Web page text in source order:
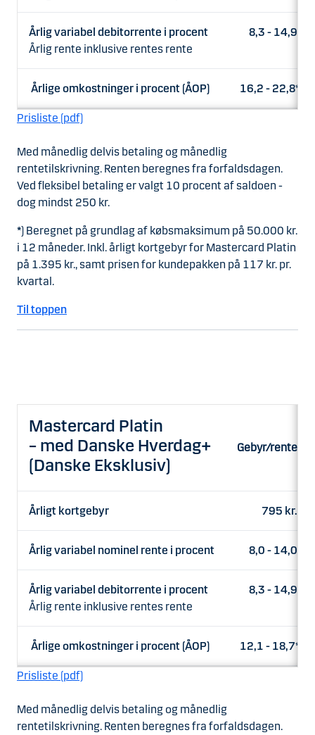
Årlig variabel debitorrente i procent
Årlig rente inklusive rentes rente
8,3 - 14,9
Årlige omkostninger i procent (ÅOP) 16,2 - 22,8*
Prisliste (pdf)
Med månedlig delvis betaling og månedlig
rentetilskrivning. Renten beregnes fra forfaldsdagen.
Ved fleksibel betaling er valgt 10 procent af saldoen -
dog mindst 250 kr.
*) Beregnet på grundlag af købsmaksimum på 50.000 kr.
i 12 måneder. Inkl. årligt kortgebyr for Mastercard Platin
på 1.395 kr., samt prisen for kundepakken på 117 kr. pr.
kvartal.
Til toppen
Mastercard Platin
– med Danske Hverdag+
(Danske Eksklusiv)
Gebyr/rente
Årligt kortgebyr 795 kr.
Årlig variabel nominel rente i procent 8,0 - 14,0
Årlig variabel debitorrente i procent
Årlig rente inklusive rentes rente
8,3 - 14,9
Årlige omkostninger i procent (ÅOP) 12,1 - 18,7*
Prisliste (pdf)
Med månedlig delvis betaling og månedlig
rentetilskrivning. Renten beregnes fra forfaldsdagen.